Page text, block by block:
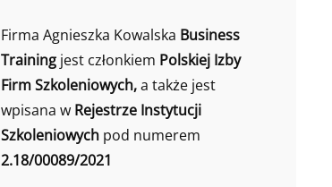
Firma Agnieszka Kowalska Business
Trainingjest członkiem Polskiej Izby
Firm Szkoleniowych,a także jest
wpisana w Rejestrze Instytucji
Szkoleniowychpod numerem
2.18/00089/2021